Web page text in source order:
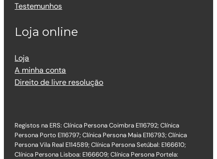
Testemunhos
Loja online
Loja
A minha conta
Direito de livre resolução
Registos na ERS: Clínica Persona Coimbra E116792; Clínica
Persona Porto E116797; Clínica Persona Maia E116793; Clínica
Persona Vila Real E114589; Clínica Persona Setúbal: E166610;
Clínica Persona Lisboa: E166609; Clínica Persona Portela: